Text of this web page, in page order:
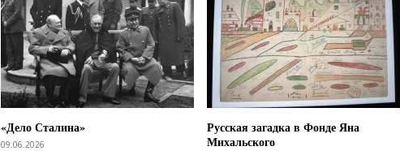
«Дело Сталина»
09.06.2026
Русская загадка в Фонде Яна
Михальского